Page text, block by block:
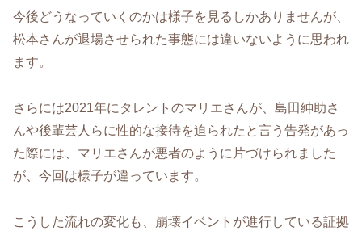
今後どうなっていくのかは様子を見るしかありませんが、
松本さんが退場させられた事態には違いないように思われ
ます。
さらには2021年にタレントのマリエさんが、島田紳助さ
んや後輩芸人らに性的な接待を迫られたと言う告発があっ
た際には、マリエさんが悪者のように片づけられました
が、今回は様子が違っています。
こうした流れの変化も、崩壊イベントが進行している証拠